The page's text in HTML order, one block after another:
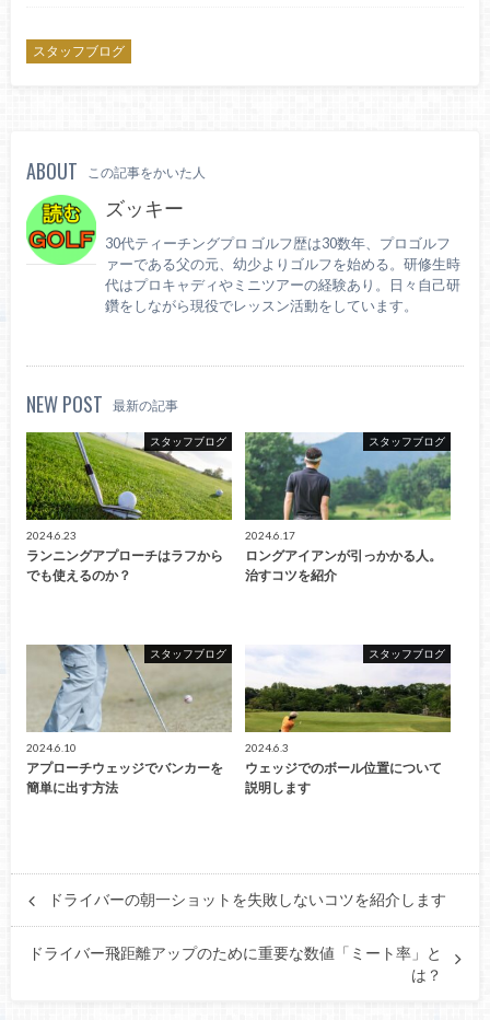
スタッフブログ
ABOUT この記事をかいた人
ズッキー
30代ティーチングプロ ゴルフ歴は30数年、プロゴルフ
ァーである父の元、幼少よりゴルフを始める。研修生時
代はプロキャディやミニツアーの経験あり。日々自己研
鑽をしながら現役でレッスン活動をしています。
NEW POST 最新の記事
スタッフブログ
2024.6.23
ランニングアプローチはラフから
でも使えるのか？
スタッフブログ
2024.6.17
ロングアイアンが引っかかる人。
治すコツを紹介
スタッフブログ
2024.6.10
アプローチウェッジでバンカーを
簡単に出す方法
スタッフブログ
2024.6.3
ウェッジでのボール位置について
説明します
ドライバーの朝一ショットを失敗しないコツを紹介します
ドライバー飛距離アップのために重要な数値「ミート率」と
は？